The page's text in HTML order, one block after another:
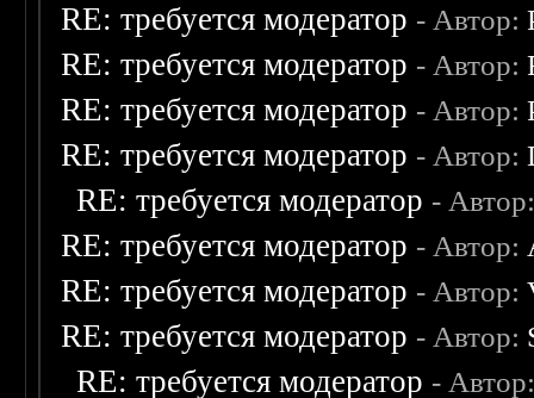
RE: требуется модератор - Автор:
RE: требуется модератор - Автор:
RE: требуется модератор - Автор:
RE: требуется модератор - Автор:
RE: требуется модератор -
RE: требуется модератор - Автор:
RE: требуется модератор - Автор:
RE: требуется модератор - Автор:
RE: требуется модератор -